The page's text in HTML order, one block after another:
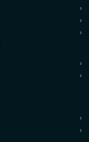
›
›
›
›
›
›
›